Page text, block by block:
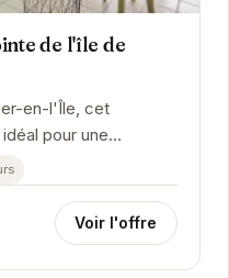
de l'île de
en-l'Île, cet
pour une
la proximité des
Voir l'offre